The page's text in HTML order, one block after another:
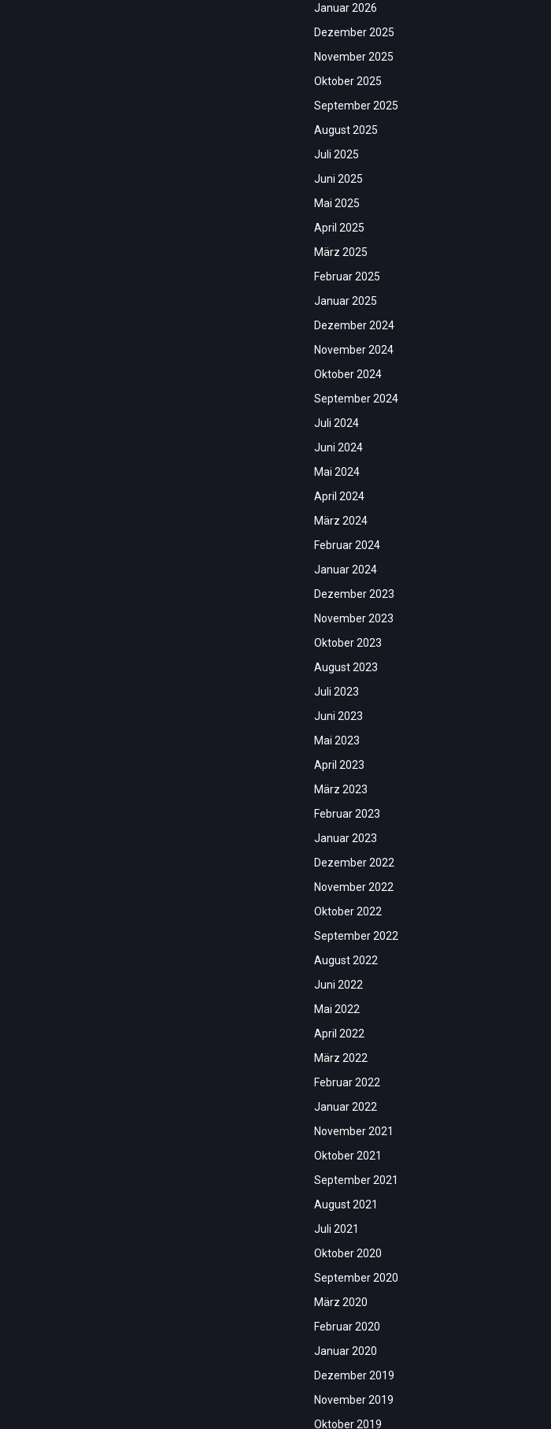
Januar 2026
Dezember 2025
November 2025
Oktober 2025
September 2025
August 2025
Juli 2025
Juni 2025
Mai 2025
April 2025
März 2025
Februar 2025
Januar 2025
Dezember 2024
November 2024
Oktober 2024
September 2024
Juli 2024
Juni 2024
Mai 2024
April 2024
März 2024
Februar 2024
Januar 2024
Dezember 2023
November 2023
Oktober 2023
August 2023
Juli 2023
Juni 2023
Mai 2023
April 2023
März 2023
Februar 2023
Januar 2023
Dezember 2022
November 2022
Oktober 2022
September 2022
August 2022
Juni 2022
Mai 2022
April 2022
März 2022
Februar 2022
Januar 2022
November 2021
Oktober 2021
September 2021
August 2021
Juli 2021
Oktober 2020
September 2020
März 2020
Februar 2020
Januar 2020
Dezember 2019
November 2019
Oktober 2019